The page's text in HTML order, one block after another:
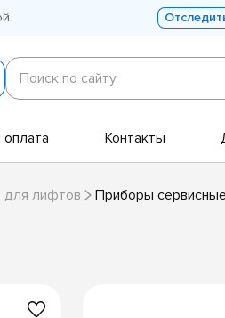
Поиск
по
сайту
Поиск по сайту
Контакты
для лифтов Приборы